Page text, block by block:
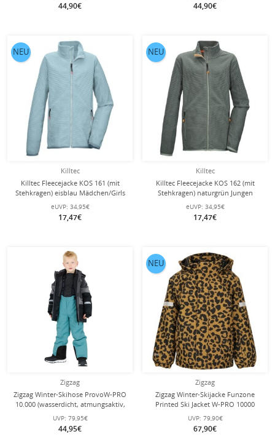
44,90€ 44,90€
Killtec
Killtec Fleecejacke KOS 161 (mit
Stehkragen) eisblau Mädchen/Girls
eUVP: 34,95€
17,47€
NEU
Killtec
Killtec Fleecejacke KOS 162 (mit
Stehkragen) naturgrün Jungen
eUVP: 34,95€
17,47€
NEU
Zigzag
Zigzag Winter-Skihose ProvoW-PRO
10.000 (wasserdicht, atmungsaktiv,
Schneefang) blaugrün Kinder
UVP: 79,95€
44,95€
Zigzag
Zigzag Winter-Skijacke Funzone
Printed Ski Jacket W-PRO 10000
(wasserdicht, winddicht)
schwarz/gold Kinder
UVP: 79,90€
67,90€
NEU